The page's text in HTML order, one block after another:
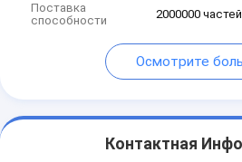
Поставка
способности
2000000
Осмотрите
Контактная